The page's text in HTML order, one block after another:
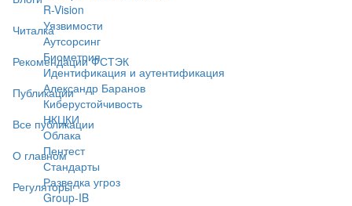
Читалка
Рекомендации ФСТЭК
Публикации
Все публикации
О главном
Регуляторы
R-Vision
Уязвимости
Аутсорсинг
Биометрия
Идентификация и аутентификация
Александр Баранов
Киберустойчивость
НКЦКИ
Облака
Пентест
Стандарты
Разведка угроз
Group-IB